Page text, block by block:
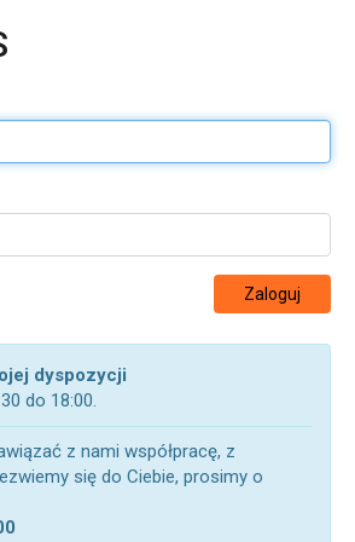
Zaloguj
dyspozycji
do 18:00.
z nami współpracę, z
się do Ciebie, prosimy o